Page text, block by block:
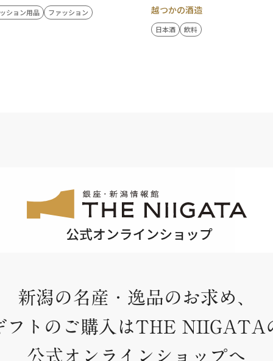
ション用品 ファッション 越つかの酒造
日本酒 飲料
新潟の名産・逸品のお求め、
フトのご購入はTHE NIIGATA
公式オンラインショップへ